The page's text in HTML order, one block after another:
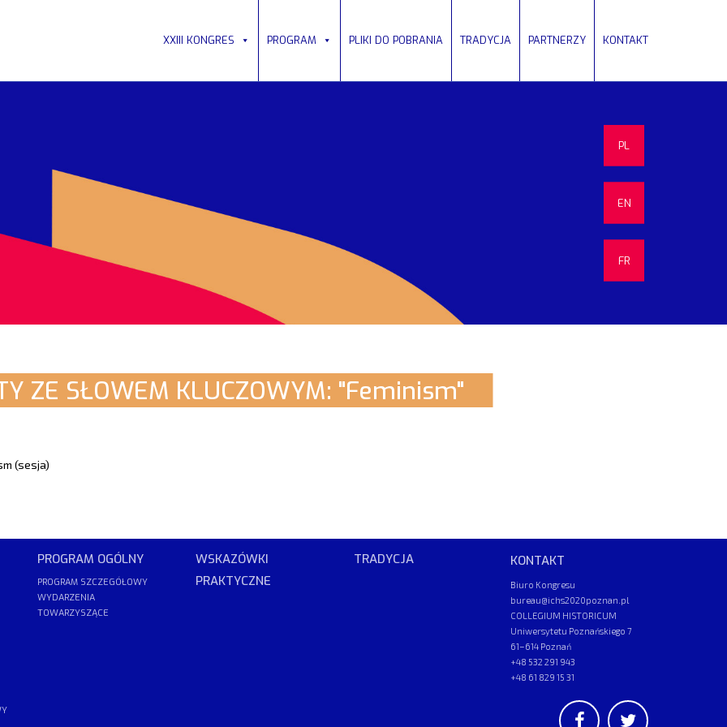
XXIII KONGRES PROGRAM PLIKI DO POBRANIA TRADYCJA PARTNERZY KONTAKT
PL
EN
FR
ZE SŁOWEM KLUCZOWYM: "Feminism"
(sesja)
PROGRAM OGÓLNY
PROGRAM SZCZEGÓŁOWY
WYDARZENIA
TOWARZYSZĄCE
WSKAZÓWKI
PRAKTYCZNE
TRADYCJA KONTAKT
Biuro Kongresu
bureau@ichs2020poznan.pl
COLLEGIUM HISTORICUM
Uniwersytetu Poznańskiego 7
61–614 Poznań
+48 532 291 943
+48 61 829 15 31